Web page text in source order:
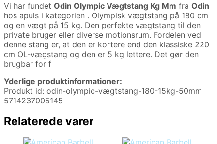
Vi har fundet Odin Olympic Vægtstang Kg Mm fra Odin
hos apuls i kategorien . Olympisk vægtstang på 180 cm
og en vægt på 15 kg. Den perfekte vægtstang til den
private bruger eller diverse motionsrum. Fordelen ved
denne stang er, at den er kortere end den klassiske 220
cm OL-vægstang og den er 5 kg lettere. Det gør den
brugbar for f
Yderlige produktinformationer:
Produkt id: odin-olympic-vægtstang-180-15kg-50mm
5714237005145
Relaterede varer